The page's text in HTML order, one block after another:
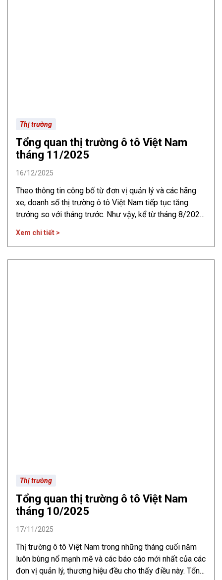
Thị trường
Tổng quan thị trường ô tô Việt Nam
tháng 11/2025
16/12/2025
Theo thông tin công bố từ đơn vị quản lý và các hãng
xe, doanh số thị trường ô tô Việt Nam tiếp tục tăng
trưởng so với tháng trước. Như vậy, kể từ tháng 8/2025,
số. Tổng quan thị trường ô tô
Xem chi tiết >
Thị trường
Tổng quan thị trường ô tô Việt Nam
tháng 10/2025
17/11/2025
Thị trường ô tô Việt Nam trong những tháng cuối năm
luôn bùng nổ mạnh mẽ và các báo cáo mới nhất của các
đơn vị quản lý, thương hiệu đều cho thấy điều này. Tổng